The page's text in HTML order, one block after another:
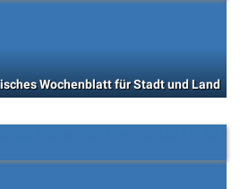
Wochenblatt für Stadt und Land